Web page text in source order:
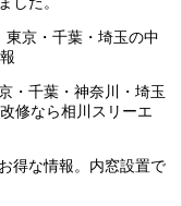
京・千葉・埼玉の中
・千葉・神奈川・埼玉
修なら相川スリーエ
得な情報。内窓設置で